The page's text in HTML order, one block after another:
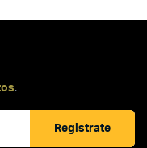
.
Registrate